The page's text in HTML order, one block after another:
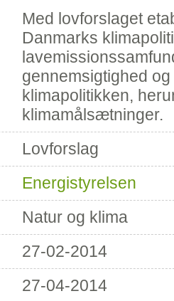
Med lovforslaget
Danmarks
gennemsigtighed
klimapolitikken,
klimamålsætninger.
Lovforslag
Energistyrelsen
Natur og klima
27-02-2014
27-04-2014